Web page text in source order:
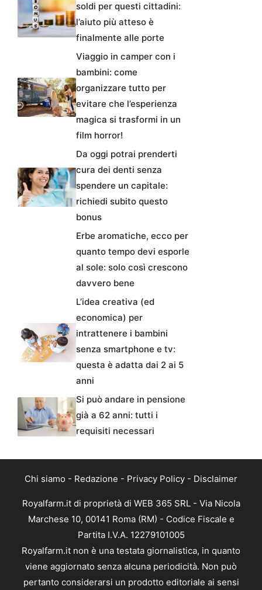
soldi per questi cittadini:
l’aiuto più atteso è
finalmente alle porte
Viaggio in camper con i
bambini: come
organizzare tutto per
evitare che l’esperienza
magica si trasformi in un
film horror!
Da oggi potrai prenderti
cura dei denti senza
spendere un capitale:
richiedi subito questo
bonus
Erbe aromatiche, ecco per
quanto tempo devi esporle
al sole: solo così crescono
davvero bene
L’idea creativa (ed
economica) per
intrattenere i bambini
senza smartphone e tv:
questa è adatta dai 2 ai 5
anni
Si può andare in pensione
già a 62 anni: tutti i
requisiti necessari
Chi siamo - Redazione - Privacy Policy - Disclaimer
Royalfarm.it di proprietà di WEB 365 SRL - Via Nicola
Marchese 10, 00141 Roma (RM) - Codice Fiscale e
Partita I.V.A. 12279101005
Royalfarm.it non è una testata giornalistica, in quanto
viene aggiornato senza alcuna periodicità. Non può
pertanto considerarsi un prodotto editoriale ai sensi